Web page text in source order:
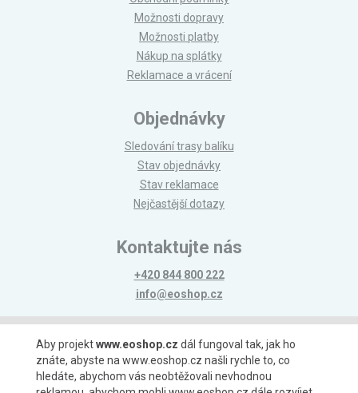
Možnosti dopravy
Možnosti platby
Nákup na splátky
Reklamace a vrácení
Objednávky
Sledování trasy balíku
Stav objednávky
Stav reklamace
Nejčastější dotazy
Kontaktujte nás
+420 844 800 222
info@eoshop.cz
Možnosti platby
Aby projektwww.eoshop.cz dál fungoval tak, jak ho
znáte, abyste na www.eoshop.cz našli rychle to, co
hledáte, abychom vás neobtěžovali nevhodnou